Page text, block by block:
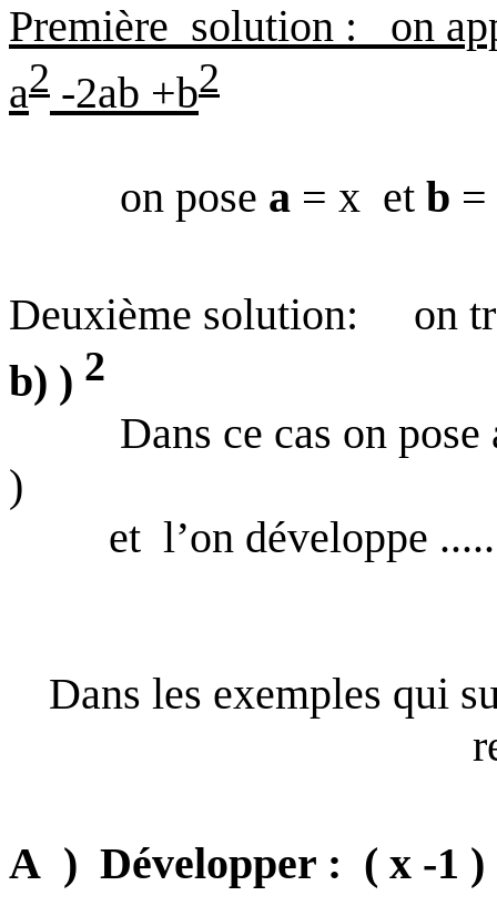
Première solution :
on
a2 -2ab +b2
on pose a = x et b =
Deuxième solution:
on
b) ) 2
Dans ce cas on
)
et l’on développe
Dans les exemples qui
A ) Développer : ( x -1 )